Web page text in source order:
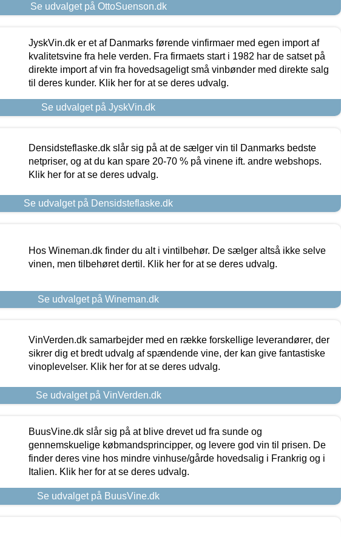
Se udvalget på OttoSuenson.dk
JyskVin.dk er et af Danmarks førende vinfirmaer med egen import af
kvalitetsvine fra hele verden. Fra firmaets start i 1982 har de satset på
direkte import af vin fra hovedsageligt små vinbønder med direkte salg
til deres kunder. Klik her for at se deres udvalg.
Se udvalget på JyskVin.dk
Densidsteflaske.dk slår sig på at de sælger vin til Danmarks bedste
netpriser, og at du kan spare 20-70 % på vinene ift. andre webshops.
Klik her for at se deres udvalg.
Se udvalget på Densidsteflaske.dk
Hos Wineman.dk finder du alt i vintilbehør. De sælger altså ikke selve
vinen, men tilbehøret dertil. Klik her for at se deres udvalg.
Se udvalget på Wineman.dk
VinVerden.dk samarbejder med en række forskellige leverandører, der
sikrer dig et bredt udvalg af spændende vine, der kan give fantastiske
vinoplevelser. Klik her for at se deres udvalg.
Se udvalget på VinVerden.dk
BuusVine.dk slår sig på at blive drevet ud fra sunde og
gennemskuelige købmandsprincipper, og levere god vin til prisen. De
finder deres vine hos mindre vinhuse/gårde hovedsalig i Frankrig og i
Italien. Klik her for at se deres udvalg.
Se udvalget på BuusVine.dk